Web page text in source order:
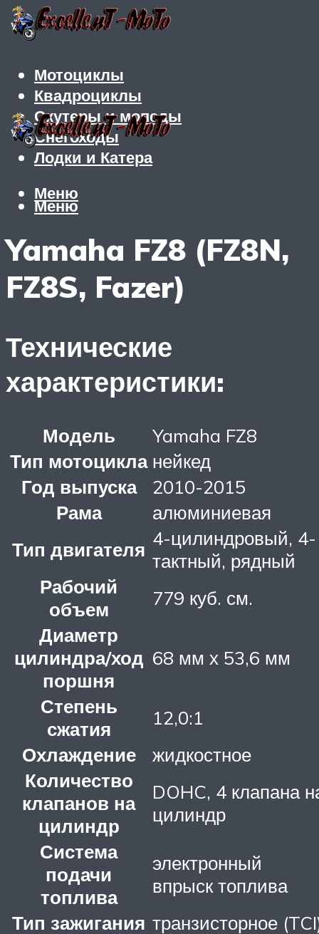
Мотоциклы
Квадроциклы
Скутеры и мопеды
Снегоходы
Лодки и Катера
Меню
Меню
Yamaha FZ8 (FZ8N,
FZ8S, Fazer)
Технические
характеристики:
Модель
Yamaha FZ8
Тип мотоцикла нейкед
Год выпуска
2010-2015
Рама
алюминиевая
Тип двигателя 4-цилиндровый, 4-
тактный, рядный
Рабочий
объем
779 куб. см.
Диаметр
цилиндра/ход
поршня
68 мм х 53,6 мм
Степень
сжатия
12,0:1
Охлаждение
жидкостное
Количество
клапанов на
цилиндр
DOHC, 4 клапана
цилиндр
Система
подачи
топлива
электронный
впрыск топлива
Тип зажигания транзисторное